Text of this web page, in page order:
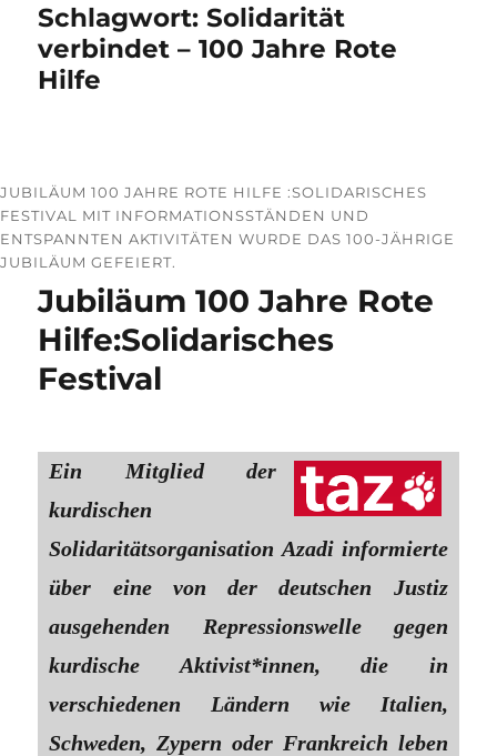
Schlagwort:Solidarität
verbindet – 100 Jahre Rote
Hilfe
JUBILÄUM 100 JAHRE ROTE HILFE :SOLIDARISCHES
FESTIVAL MIT INFORMATIONSSTÄNDEN UND
ENTSPANNTEN AKTIVITÄTEN WURDE DAS 100-JÄHRIGE
JUBILÄUM GEFEIERT.
Jubiläum 100 Jahre Rote
Hilfe:Solidarisches
Festival
Ein Mitglied der
kurdischen
Solidaritätsorganisation Azadi informierte
über eine von der deutschen Justiz
ausgehenden Repressionswelle gegen
kurdische Aktivist*innen, die in
verschiedenen Ländern wie Italien,
Schweden, Zypern oder Frankreich leben